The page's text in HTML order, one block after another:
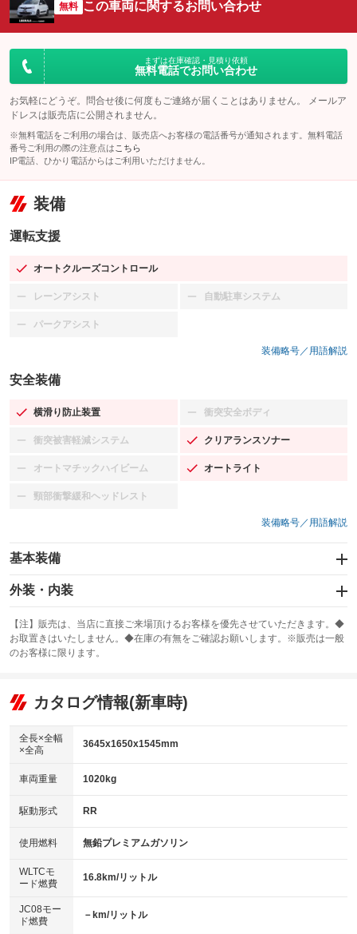
無料 この車両に関するお問い合わせ
まずは在庫確認・見積り依頼
無料電話でお問い合わせ
お気軽にどうぞ。問合せ後に何度もご連絡が届くことはありません。 メールア
ドレスは販売店に公開されません。
※無料電話をご利用の場合は、販売店へお客様の電話番号が通知されます。無料電話
番号ご利用の際の注意点は こちら
IP電話、ひかり電話からはご利用いただけません。
装備
運転支援
オートクルーズコントロール
：装備あり
レーンアシスト
：装備なし 自動駐車システム
：装備なし
パークアシスト
：装備なし
装備略号／用語解説
安全装備
横滑り防止装置
：装備あり 衝突安全ボディ
：装備なし
衝突被害軽減システム
：装備なし クリアランスソナー
：装備あり
オートマチックハイビーム
：装備なし オートライト
：装備あり
頸部衝撃緩和ヘッドレスト
：装備なし
装備略号／用語解説
基本装備
エアバッグ：運転席/助手席/サイド
：装備あり
：装備なし
サンルーフ
：装備なし ABS
リフトアップ
：装備なし
：装備なし
パワーウィンドウ
アイドリングストップ
：装備あり
USB入力端子
：装備あり
100V電源
：装備なし
センターデフロック
：装備なし
電動格納ミラー
：装備なし
外装・内装
カーナビ
：装備なし
TV
：装備なし
ビジュアル
：装備なし
：装備あり
革シート
キーレス
HID(キセノンライト)
：装備なし
バックカメラ
：装備なし
エアロ
：装備あり
：装備なし
パワーシート
【注】販売は、当店に直接ご来場頂けるお客様を優先させていただきます。◆
お取置きはいたしません。◆在庫の有無をご確認お願いします。※販売は一般
のお客様に限ります。
カタログ情報(新車時)
全長×全幅
×全高
3645x1650x1545mm
車両重量 1020kg
駆動形式 RR
使用燃料 無鉛プレミアムガソリン
WLTCモ
ード燃費
16.8km/リットル
JC08モー
ド燃費
－km/リットル